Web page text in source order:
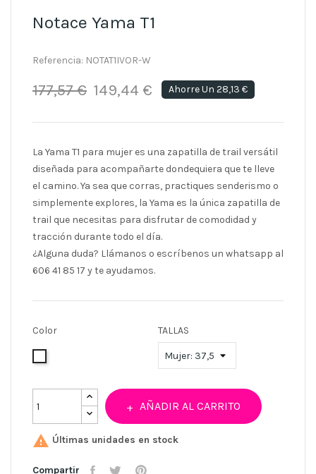
Notace Yama T1
Referencia: NOTAT1IVOR-W
177,57 € 149,44 € Ahorre Un 28,13 €
La Yama T1 para mujer es una zapatilla de trail versátil
diseñada para acompañarte dondequiera que te lleve
el camino. Ya sea que corras, practiques senderismo o
simplemente explores, la Yama es la única zapatilla de
trail que necesitas para disfrutar de comodidad y
tracción durante todo el día.
¿Alguna duda? Llámanos o escríbenos un whatsapp al
606 41 85 17 y te ayudamos.
Color TALLAS
AÑADIR AL CARRITO
 Últimas unidades en stock
Compartir